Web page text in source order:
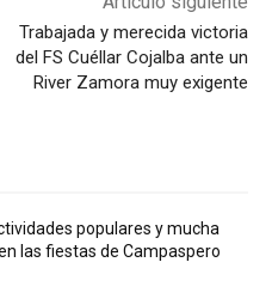
Trabajada y merecida victoria
del FS Cuéllar Cojalba ante un
River Zamora muy exigente
populares y mucha
las fiestas de Campaspero